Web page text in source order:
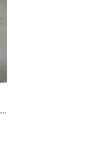
Kare Yaka Karpuz Kol Taş Detaylı Maxi Yağ Yeşili Civo Kadın Elbise 206Y501